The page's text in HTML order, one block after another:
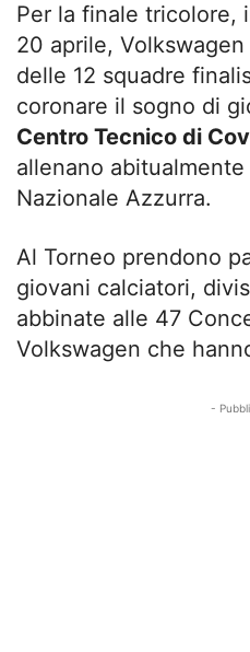
Per la finale tricolore,
20 aprile,
delle 12 squadre
coronare il sogno di
Centro Tecnico di
allenano
Nazionale Azzurra.
Al Torneo prendono
giovani calciatori,
abbinate alle 47
Volkswagen che
-